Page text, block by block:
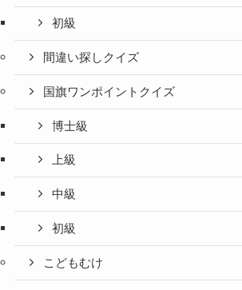
初級
間違い探しクイズ
国旗ワンポイントクイズ
博士級
上級
中級
初級
こどもむけ